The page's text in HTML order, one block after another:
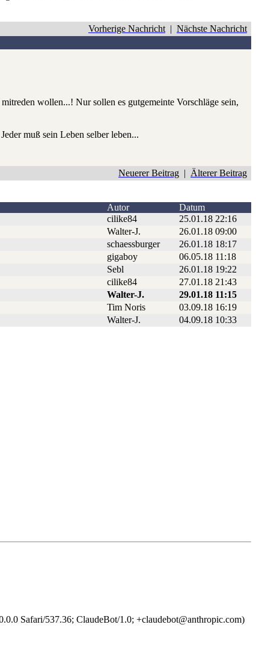
Vorherige Nachricht | Nächste Nachricht
wollen...! Nur sollen es gutgemeinte Vorschläge sein,
muß sein Leben selber leben...
Neuerer Beitrag | Älterer Beitrag
Autor Datum
cilike84 25.01.18 22:16
Walter-J. 26.01.18 09:00
schaessburger 26.01.18 18:17
gigaboy 06.05.18 11:18
Sebl 26.01.18 19:22
cilike84 27.01.18 21:43
Walter-J. 29.01.18 11:15
Tim Noris 03.09.18 16:19
Walter-J. 04.09.18 10:33
Safari/537.36; ClaudeBot/1.0; +claudebot@anthropic.com)